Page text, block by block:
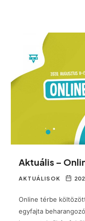
Aktuális –
AKTUÁLISOK
Online térbe
egyfajta